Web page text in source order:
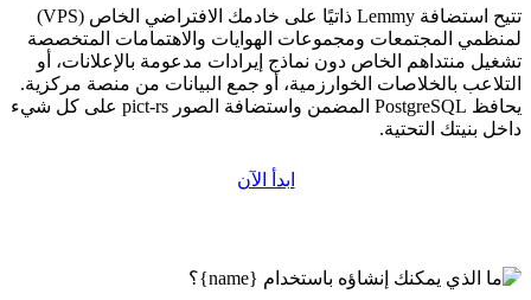
تتيح استضافة Lemmy ذاتيًا على خادمك الافتراضي الخاص (VPS)
لمنظمي المجتمعات ومجموعات الهوايات والاهتمامات المتخصصة
تشغيل منتداهم الخاص دون نماذج إيرادات مدعومة بالإعلانات، أو
التلاعب بالخلاصات الخوارزمية، أو جمع البيانات من منصة مركزية.
يحافظ PostgreSQL المضمن واستضافة الصور pict-rs على كل شيء
داخل بنيتك التحتية.
ابدأ الآن